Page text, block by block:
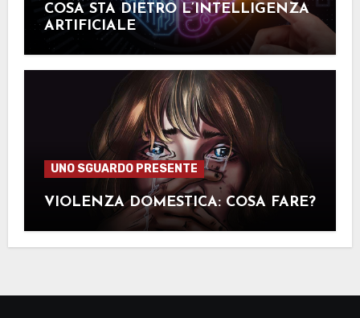
COSA STA DIETRO L’INTELLIGENZA
ARTIFICIALE
UNO SGUARDO PRESENTE
VIOLENZA DOMESTICA: COSA FARE?